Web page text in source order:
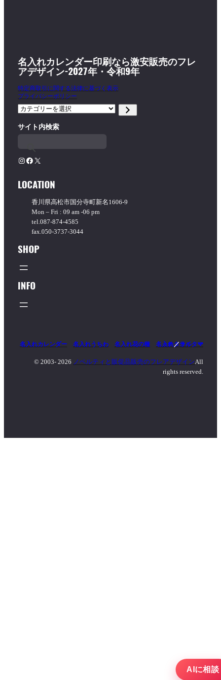
名入れカレンダー印刷なら激安販売のフレ
アデザイン-2027年・令和9年
特定商取引に関する法律に基づく表示
プライバシーポリシー
カ
ゴ
リ
ー
を
サイト内検索
Instagram Facebook X
LOCATION
香川県高松市国分寺町新名1606-9
Mon – Fri : 09 am -06 pm
tel.087-874-4585
fax.050-3737-3044
SHOP
INFO
名入れカレンダー 名入れうちわ 名入れ花の種 名入れタオル
マッチ／ライター
© 2003- 2026 ノベルティと販促品販売のフレアデザインAll
rights reserved.
AIに相談